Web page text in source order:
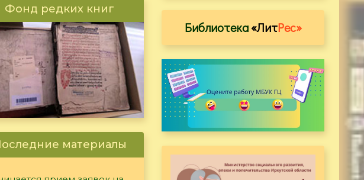
Фонд редких книг
материалы
Библиотека«ЛитРес»